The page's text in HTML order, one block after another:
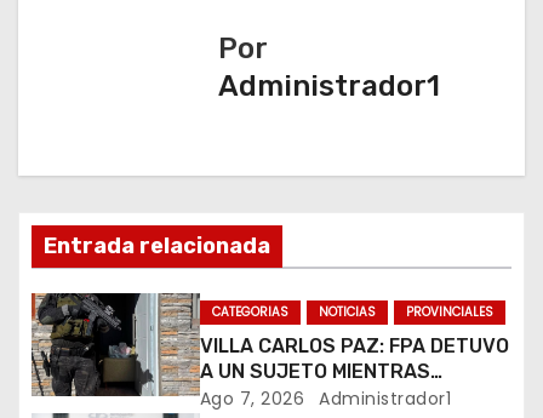
i
ó
n
d
e
Por
Administrador1
Entrada relacionada
CATEGORIAS NOTICIAS PROVINCIALES
VILLA CARLOS PAZ: FPA DETUVO
A UN SUJETO MIENTRAS
COMERCIALIZABA COCAÍNA Y
Ago 7, 2026 Administrador1